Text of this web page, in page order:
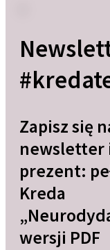
Zapisz się
newsletter
prezent:
Kreda
wersji PDF